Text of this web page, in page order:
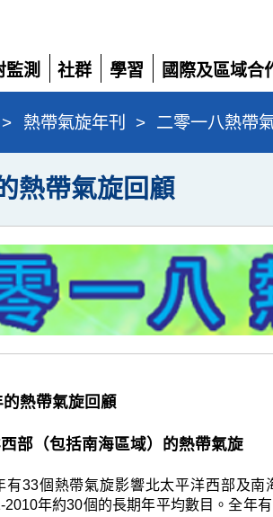
監測
社群
展
開
學習
展
開
國際及區域合
展
開
> 熱帶氣旋年刊 > 二零一八熱帶
熱帶氣旋回顧
熱帶氣旋回顧
部（包括南海區域）的熱帶氣旋
有33個熱帶氣旋影響北太平洋西部及
2010年約30個的長期年平均數目。全年